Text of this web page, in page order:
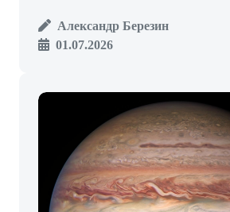
Александр Березин
01.07.2026